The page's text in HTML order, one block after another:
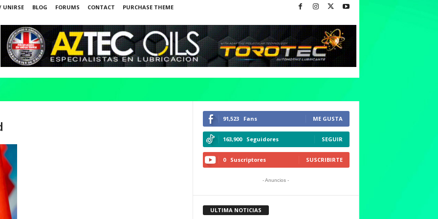
UNIRSE BLOG FORUMS CONTACT PURCHASE THEME
91,523 Fans ME GUSTA
163,900 Seguidores SEGUIR
0 Suscriptores SUSCRIBIRTE
- Anuncios -
ULTIMA NOTICIAS